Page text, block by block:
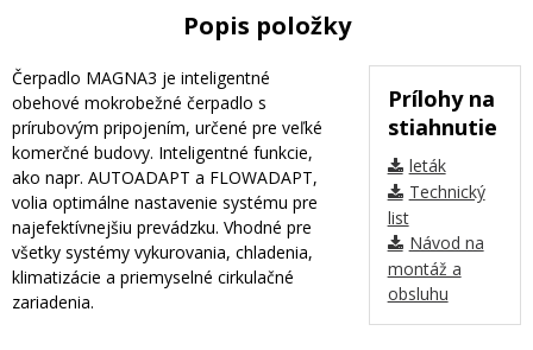
Popis položky
Prílohy na
stiahnutie
leták
Technický
list
Návod na
montáž a
obsluhu
Čerpadlo MAGNA3 je inteligentné
obehové mokrobežné čerpadlo s
prírubovým pripojením, určené pre veľké
komerčné budovy. Inteligentné funkcie,
ako napr. AUTOADAPT a FLOWADAPT,
volia optimálne nastavenie systému pre
najefektívnejšiu prevádzku. Vhodné pre
všetky systémy vykurovania, chladenia,
klimatizácie a priemyselné cirkulačné
zariadenia.